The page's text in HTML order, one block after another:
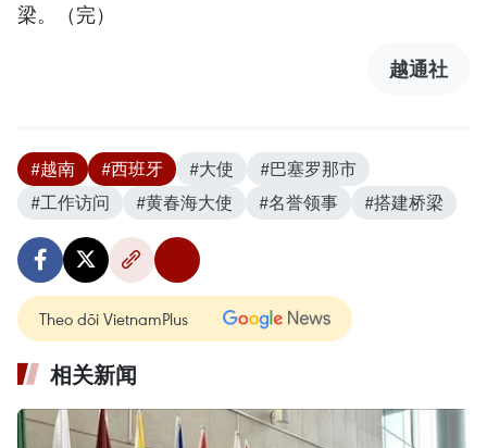
梁。（完）
越通社
#越南 #西班牙 #大使
#巴塞罗那市
#工作访问
#黄春海大使 #名誉领事 #搭建桥梁
Theo dõi VietnamPlus
相关新闻